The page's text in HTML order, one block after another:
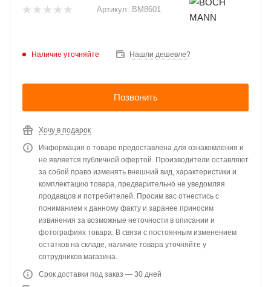
Артикул: BM8601
Наличие уточняйте Нашли дешевле?
Позвонить
Хочу в подарок
Информация о товаре предоставлена для ознакомления и
не является публичной офертой. Производители оставляют
за собой право изменять внешний вид, характеристики и
комплектацию товара, предварительно не уведомляя
продавцов и потребителей. Просим вас отнестись с
пониманием к данному факту и заранее приносим
извинения за возможные неточности в описании и
фотографиях товара. В связи с постоянным изменением
остатков на складе, наличие товара уточняйте у
сотрудников магазина.
Срок доставки под заказ — 30 дней